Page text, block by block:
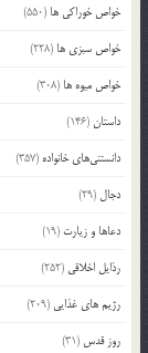
خواص خوراکی ها (550)
خواص سبزی ها (228)
خواص میوه ها (308)
داستان(146)
دانستنی‌های خانواده (357)
دجال (29)
دعاها و زیارت (19)
رذایل اخلاقی (252)
رژیم های غذایی (209)
روز قدس (31)